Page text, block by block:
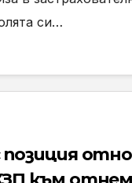
си…
позиция